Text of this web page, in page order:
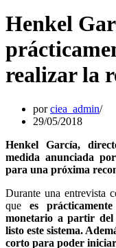
Henkel
realizar la
porciea_admin
29/05/2018
Henkel García,
medida anunciada
para una próxima
Durante una entrevista
quees
monetario a partir del
listo este sistema.
corto para poder